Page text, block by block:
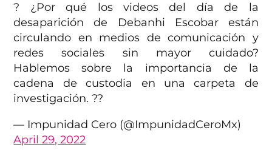
? ¿Por qué los videos del día de la
desaparición de Debanhi Escobar están
circulando en medios de comunicación y
redes sociales sin mayor cuidado?
Hablemos sobre la importancia de la
cadena de custodia en una carpeta de
investigación. ??
— Impunidad Cero (@ImpunidadCeroMx)
April 29, 2022